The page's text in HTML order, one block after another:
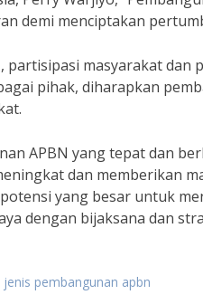
demi menciptakan
partisipasi masyarakat
pihak, diharapkan
APBN yang tepat dan
dan memberikan
yang besar untuk
dengan bijaksana dan
jenis pembangunan apbn